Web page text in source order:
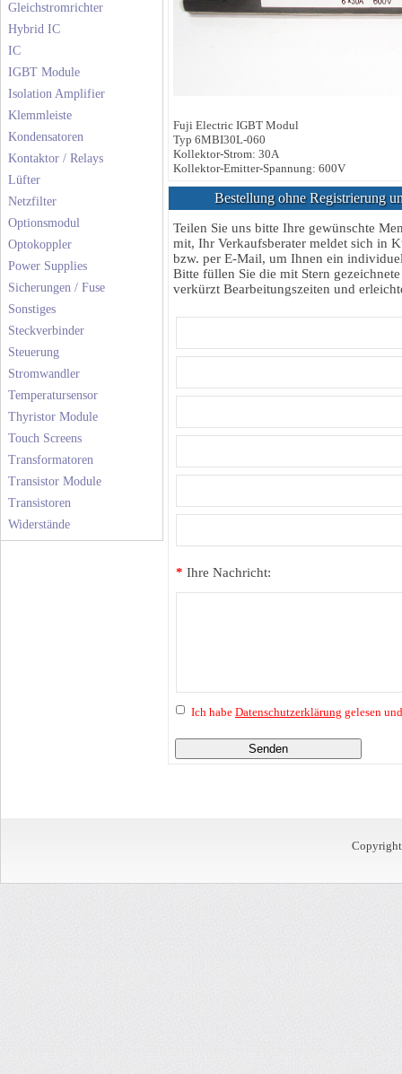
Gleichstromrichter
Hybrid IC
IC
IGBT Module
Isolation Amplifier
Klemmleiste
Kondensatoren
Kontaktor / Relays
Lüfter
Netzfilter
Optionsmodul
Optokoppler
Power Supplies
Sicherungen / Fuse
Sonstiges
Steckverbinder
Steuerung
Stromwandler
Temperatursensor
Thyristor Module
Touch Screens
Transformatoren
Transistor Module
Transistoren
Widerstände
Fuji Electric IGBT Modul
Typ 6MBI30L-060
Kollektor-Strom: 30A
Kollektor-Emitter-Spannung: 600V
Bestellung ohne Registrierung
Teilen Sie uns bitte Ihre gewünschte
mit, Ihr Verkaufsberater meldet sich in
bzw. per E-Mail, um Ihnen ein
Bitte füllen Sie die mit Stern
verkürzt Bearbeitungszeiten und
* Ihre Nachricht:
Ich habe Datenschutzerklärung gelesen
Senden